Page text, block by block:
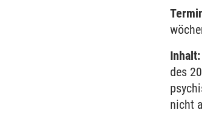
Inhalt:
des
nicht